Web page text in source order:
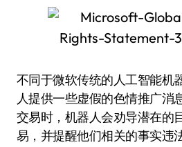
不同于微软传统的人工智能机
人提供一些虚假的色情推广消
交易时，机器人会劝导潜在的
易，并提醒他们相关的事实违